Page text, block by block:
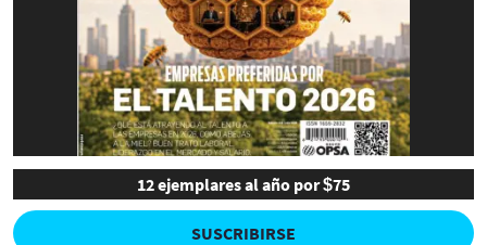
12 ejemplares al año por $75
SUSCRIBIRSE